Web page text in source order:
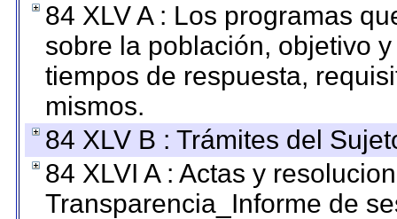
84 XLV A : Los programas
sobre la población, objetivo
tiempos de respuesta,
mismos.
84 XLV B : Trámites del
84 XLVI A : Actas y
Transparencia_Informe de